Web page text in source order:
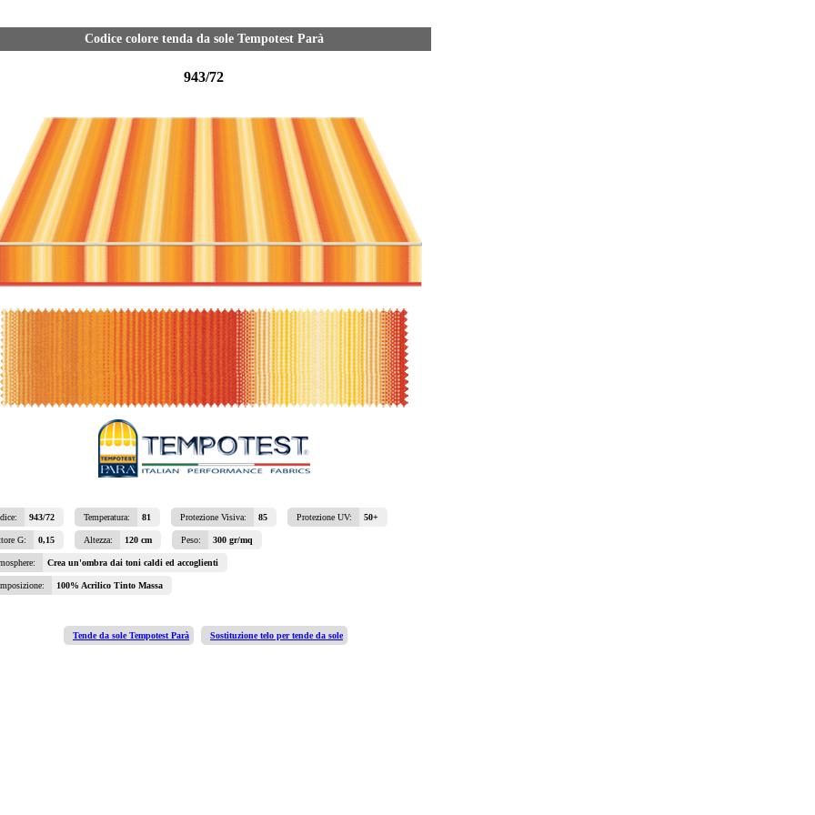
Codice colore tenda da sole Tempotest Parà
943/72
943/72 Temperatura: 81 Protezione Visiva: 85 Protezione UV: 50+
G: 0,15 Altezza: 120 cm Peso: 300 gr/mq
Crea un'ombra dai toni caldi ed accoglienti
100% Acrilico Tinto Massa
Tende da sole Tempotest Parà Sostituzione telo per tende da sole